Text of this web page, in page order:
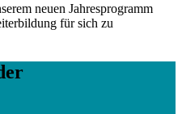
neuen Jahresprogramm
für sich zu